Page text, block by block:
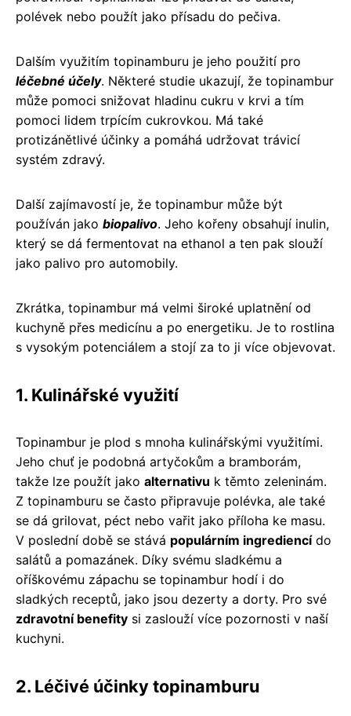
polévek nebo použít jako přísadu do pečiva.
Dalším využitím topinamburu je jeho použití pro
léčebné účely. Některé studie ukazují, že topinambur
může pomoci snižovat hladinu cukru v krvi a tím
pomoci lidem trpícím cukrovkou. Má také
protizánětlivé účinky a pomáhá udržovat trávicí
systém zdravý.
Další zajímavostí je, že topinambur může být
používán jako biopalivo. Jeho kořeny obsahují inulin,
který se dá fermentovat na ethanol a ten pak slouží
jako palivo pro automobily.
Zkrátka, topinambur má velmi široké uplatnění od
kuchyně přes medicínu a po energetiku. Je to rostlina
s vysokým potenciálem a stojí za to ji více objevovat.
1. Kulinářské využití
Topinambur je plod s mnoha kulinářskými využitími.
Jeho chuť je podobná artyčokům a bramborám,
takže lze použít jako alternativu k těmto zeleninám.
Z topinamburu se často připravuje polévka, ale také
se dá grilovat, péct nebo vařit jako příloha ke masu.
V poslední době se stává populárním ingrediencído
salátů a pomazánek. Díky svému sladkému a
oříškovému zápachu se topinambur hodí i do
sladkých receptů, jako jsou dezerty a dorty. Pro své
zdravotní benefity si zaslouží více pozornosti v naší
kuchyni.
2. Léčivé účinky topinamburu